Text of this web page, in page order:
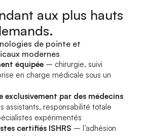
aux plus hauts
de pointe et
modernes
équipée – chirurgie, suivi
en charge médicale sous un
exclusivement par des médecins
assistants, responsabilité totale
expérimentés
certifiés ISHRS – l’adhésion